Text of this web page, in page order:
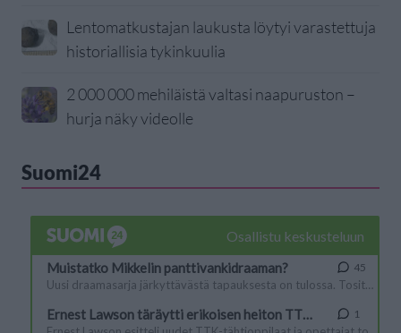
Lentomatkustajan laukusta löytyi varastettuja
historiallisia tykinkuulia
2 000 000 mehiläistä valtasi naapuruston –
hurja näky videolle
Suomi24